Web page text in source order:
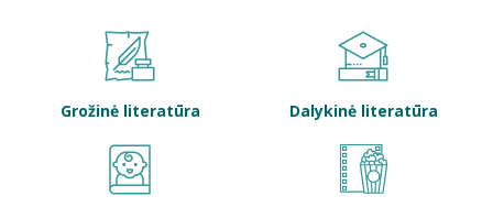
Grožinė literatūra Dalykinė literatūra